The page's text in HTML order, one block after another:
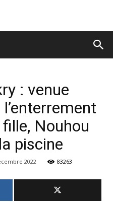
: venue
Nouhou
piscine
2022 83263